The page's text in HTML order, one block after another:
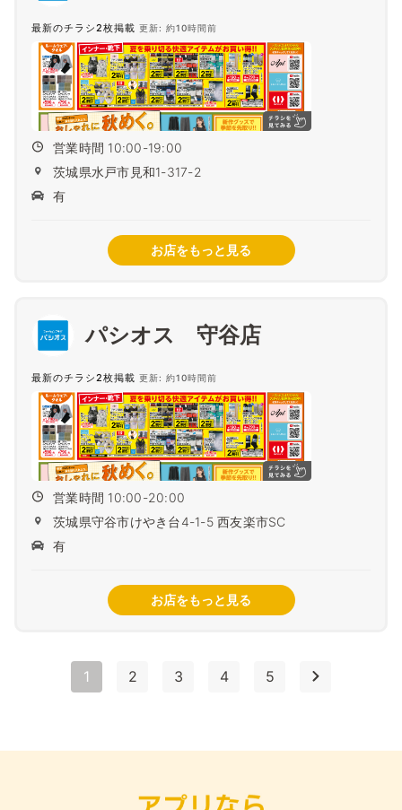
最新のチラシ2枚掲載 更新: 約10時間前
営業時間 10:00-19:00
茨城県水戸市見和1-317-2
有
お店をもっと見る
パシオス 守谷店
最新のチラシ2枚掲載 更新: 約10時間前
営業時間 10:00-20:00
茨城県守谷市けやき台4-1-5 西友楽市SC
有
お店をもっと見る
1 2 3 4 5